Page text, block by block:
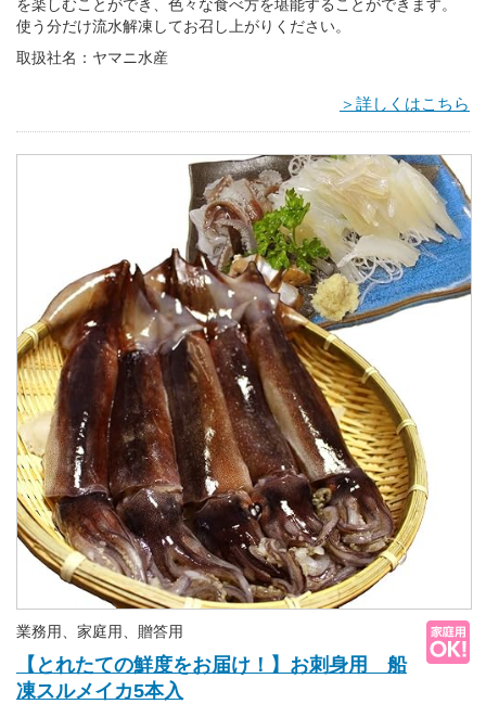
を楽しむことができ、色々な食べ方を堪能することができます。
使う分だけ流水解凍してお召し上がりください。
取扱社名：ヤマニ水産
＞詳しくはこちら
業務用、家庭用、贈答用
【とれたての鮮度をお届け！】お刺身用 船
凍スルメイカ5本入